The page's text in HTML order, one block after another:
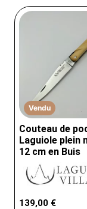
Vendu
Couteau de
Laguiole plein
12 cm en Buis
139,00 €